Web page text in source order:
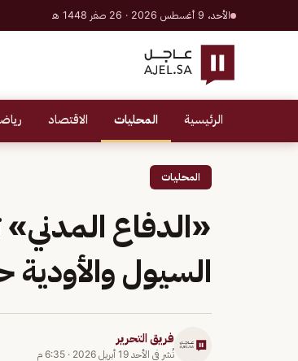
الأحد، 9 أغسطس 2026 · 26 صفر 1448 هـ
الرئيسية المحليات الاقتصاد
المحليات
«الدفاع
السيول
فريق التحرير
نُشر في الأحد 19 أبريل 2026 · 6:35 م